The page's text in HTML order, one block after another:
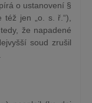
o ustanovení §
jen „o. s. ř.“),
že napadené
soud zrušil